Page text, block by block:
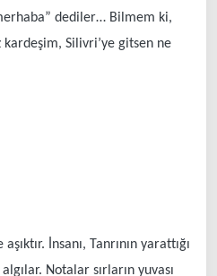
dediler… Bilmem ki,
kardeşim, Silivri’ye gitsen ne
İnsanı, Tanrının yarattığı
Notalar sırların yuvası